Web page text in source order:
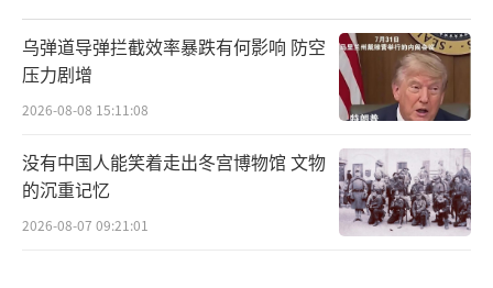
乌弹道导弹拦截效率暴跌有何影响 防空
压力剧增
2026-08-08 15:11:08
没有中国人能笑着走出冬宫博物馆 文物
的沉重记忆
2026-08-07 09:21:01